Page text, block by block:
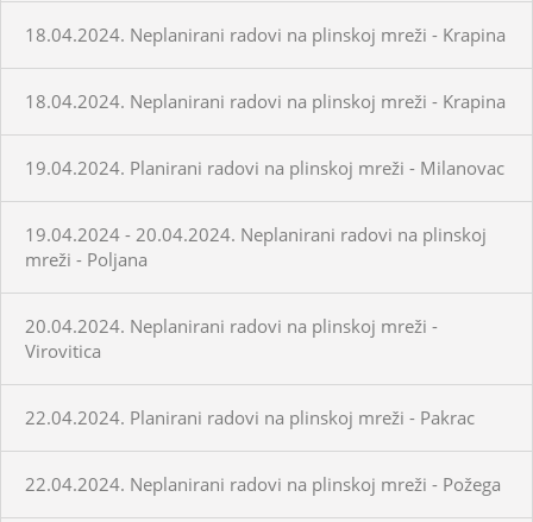
18.04.2024. Neplanirani radovi na plinskoj mreži - Krapina
18.04.2024. Neplanirani radovi na plinskoj mreži - Krapina
19.04.2024. Planirani radovi na plinskoj mreži - Milanovac
19.04.2024 - 20.04.2024. Neplanirani radovi na plinskoj
mreži - Poljana
20.04.2024. Neplanirani radovi na plinskoj mreži -
Virovitica
22.04.2024. Planirani radovi na plinskoj mreži - Pakrac
22.04.2024. Neplanirani radovi na plinskoj mreži - Požega